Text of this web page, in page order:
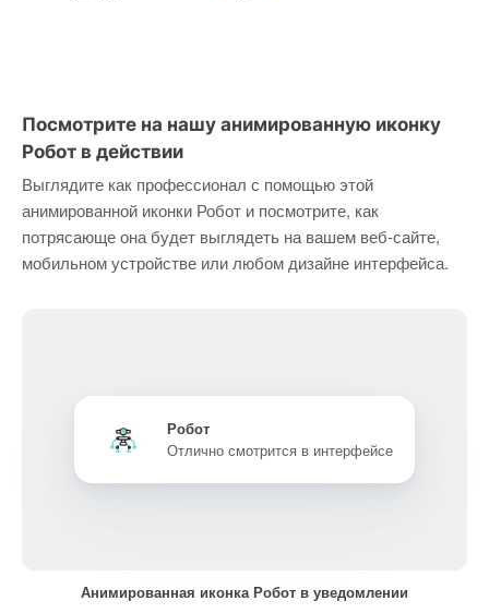
Посмотрите на нашу анимированную иконку
Робот в действии
Выглядите как профессионал с помощью этой
анимированной иконки Робот и посмотрите, как
потрясающе она будет выглядеть на вашем веб-сайте,
мобильном устройстве или любом дизайне интерфейса.
Робот
Отлично смотрится в интерфейсе
Анимированная иконка Робот в уведомлении